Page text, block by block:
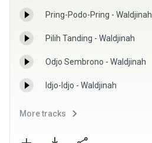
Pring-Podo-Pring - Waldjinah
Pilih Tanding - Waldjinah
Odjo Sembrono - Waldjinah
Idjo-Idjo - Waldjinah
More tracks